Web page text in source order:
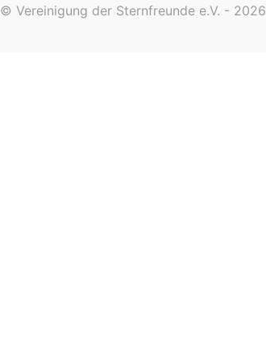
© Vereinigung der Sternfreunde e.V. - 2026